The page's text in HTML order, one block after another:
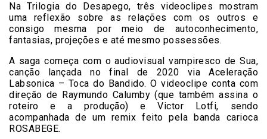
Na Trilogia do Desapego, três videoclipes mostram
uma reflexão sobre as relações com os outros e
consigo mesma por meio de autoconhecimento,
fantasias, projeções e até mesmo possessões.
A saga começa com o audiovisual vampiresco de Sua,
canção lançada no final de 2020 via Aceleração
Labsonica – Toca do Bandido. O videoclipe conta com
direção de Raymundo Calumby (que também assina o
roteiro e a produção) e Victor Lotfi, sendo
acompanhada de um remix feito pela banda carioca
ROSABEGE.